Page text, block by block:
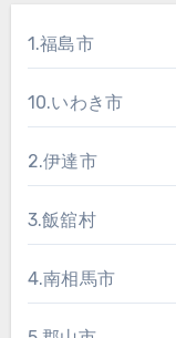
1.福島市
10.いわき市
2.伊達市
3.飯舘村
4.南相馬市